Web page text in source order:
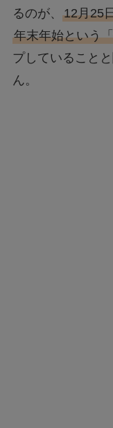
るのが、 12月25
年末年始という
プしていること
ん。